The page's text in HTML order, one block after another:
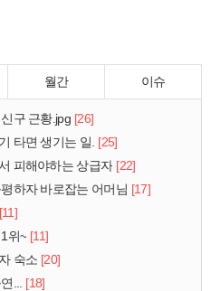
월간 이슈
구 근황.jpg [26]
타면 생기는 일. [25]
피해야하는 상급자 [22]
하자 바로잡는 어머님 [17]
[11]
위~ [11]
숙소 [20]
...
[18]